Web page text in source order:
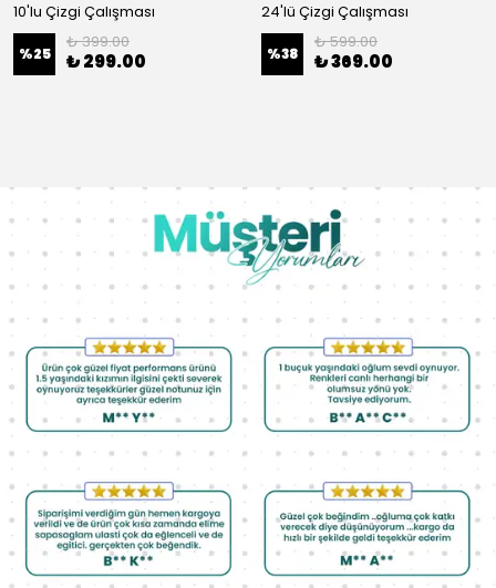
10'lu Çizgi Çalışması
%25
₺ 399.00
₺ 299.00
24'lü Çizgi Çalışması
%38
₺ 599.00
₺ 369.00